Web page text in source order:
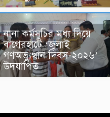
নানা কর্মসূচির মধ্য দিয়ে
বাগেরহাটে ‘জুলাই
গণঅভ্যুত্থান দিবস-২০২৬’
উদযাপিত